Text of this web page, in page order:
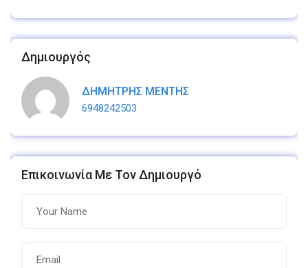
Δημιουργός
ΔΗΜΗΤΡΗΣ ΜΕΝΤΗΣ
6948242503
Επικοινωνία Με Τον Δημιουργό